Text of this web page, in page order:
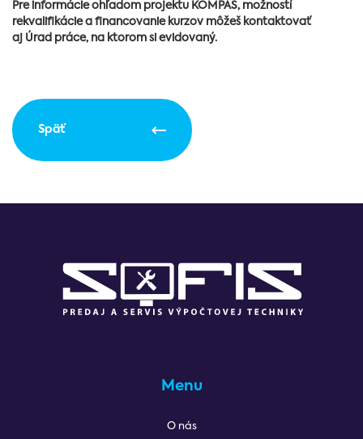
Pre informácie ohľadom projektu KOMPAS, možností
rekvalifikácie a financovanie kurzov môžeš kontaktovať
aj Úrad práce, na ktorom si evidovaný.
Späť
Menu
O nás